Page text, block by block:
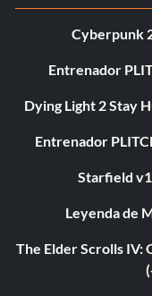
Cyberpunk
Entrenador
Dying Light 2 Stay
Entrenador
Starfield
Leyenda de
The Elder Scrolls IV: